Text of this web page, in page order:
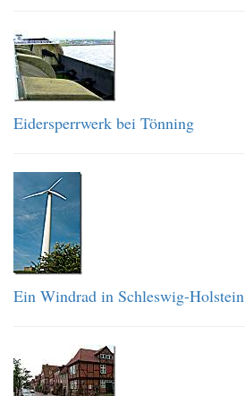
Eidersperrwerk bei Tönning
Ein Windrad in Schleswig-Holstein